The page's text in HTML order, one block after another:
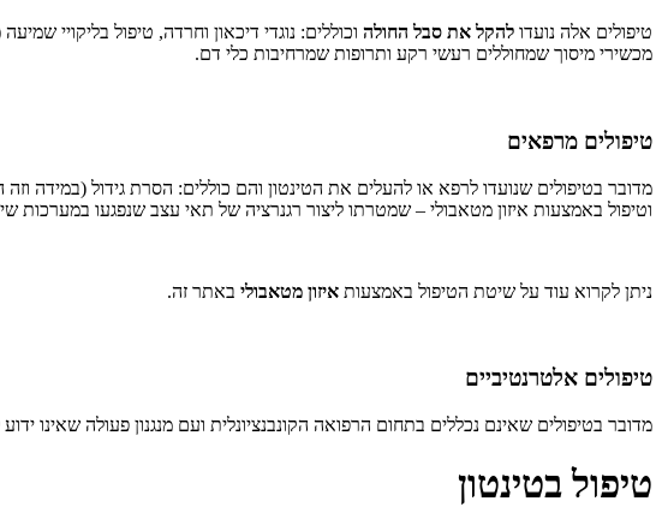
טיפולים אלה נועדו להקל את סבל החולה
מכשירי מיסוך שמחוללים רעשי רקע ותרופות שמרחיבות כלי דם.
טיפולים מרפאים
מדובר בטיפולים שנועדו לרפא או להעלים את הטינטון והם כוללים: הסרת גידול (במידה
וטיפול באמצעות איזון מטאבולי – שמטרתו ליצור רגנרציה של תאי עצב שנפגעו במערכות
ניתן לקרוא עוד על שיטת הטיפול באמצעות איזון מטאבולי באתר זה.
טיפולים אלטרנטיביים
מדובר בטיפולים שאינם נכללים בתחום הרפואה הקונבנציונלית ועם מנגנון פעולה שאינו ידוע
טיפול בטינטון